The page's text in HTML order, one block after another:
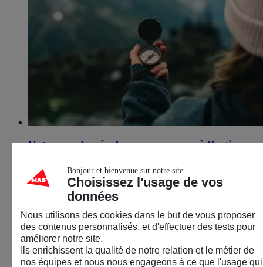
Entreprendre, évoluer : osez passer à l’action​
16 septembre 2026
Anglet (64)
Atelier
Bonjour et bienvenue sur notre site
Choisissez l'usage de vos
données
Nous utilisons des cookies dans le but de vous proposer
des contenus personnalisés, et d'effectuer des tests pour
améliorer notre site.
Ils enrichissent la qualité de notre relation et le métier de
nos équipes et nous nous engageons à ce que l'usage qui